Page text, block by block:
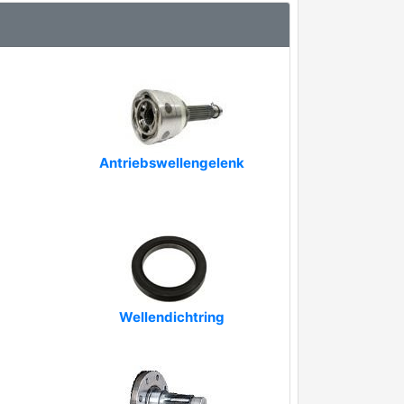
Antriebswellengelenk
Wellendichtring